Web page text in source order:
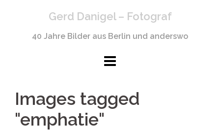
Gerd Danigel – Fotograf
40 Jahre Bilder aus Berlin und anderswo
Images tagged
"emphatie"